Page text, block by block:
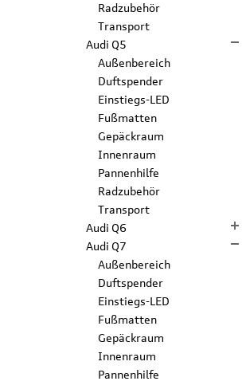
Radzubehör
Transport
Audi Q5
Außenbereich
Duftspender
Einstiegs-LED
Fußmatten
Gepäckraum
Innenraum
Pannenhilfe
Radzubehör
Transport
Audi Q6
Audi Q7
Außenbereich
Duftspender
Einstiegs-LED
Fußmatten
Gepäckraum
Innenraum
Pannenhilfe